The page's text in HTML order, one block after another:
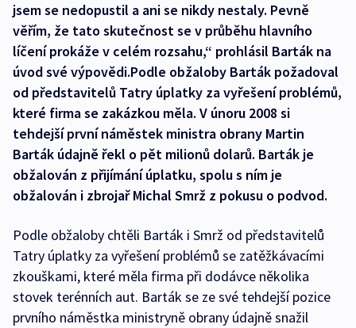
jsem se nedopustil a ani se nikdy nestaly. Pevně
věřím, že tato skutečnost se v průběhu hlavního
líčení prokáže v celém rozsahu,“ prohlásil Barták na
úvod své výpovědi.Podle obžaloby Barták požadoval
od představitelů Tatry úplatky za vyřešení problémů,
které firma se zakázkou měla. V únoru 2008 si
tehdejší první náměstek ministra obrany Martin
Barták údajně řekl o pět milionů dolarů. Barták je
obžalován z přijímání úplatku, spolu s ním je
obžalován i zbrojař Michal Smrž z pokusu o podvod.
Podle obžaloby chtěli Barták i Smrž od představitelů
Tatry úplatky za vyřešení problémů se zatěžkávacími
zkouškami, které měla firma při dodávce několika
stovek terénních aut. Barták se ze své tehdejší pozice
prvního náměstka ministryně obrany údajně snažil